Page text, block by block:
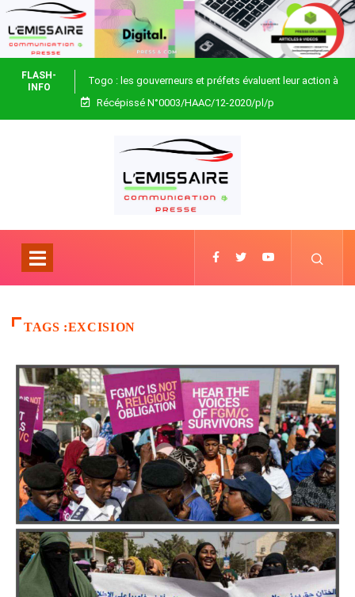
FLASH-
INFO
Togo : les gouverneurs et préfets évaluent leur action à
Blitta
Récépissé N°0003/HAAC/12-2020/pl/p
TAGS :EXCISION